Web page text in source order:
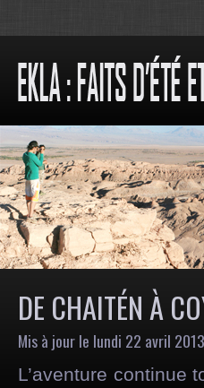
DE CHAITÉN À
Mis à jour le lundi 22 avril
L’aventure continue